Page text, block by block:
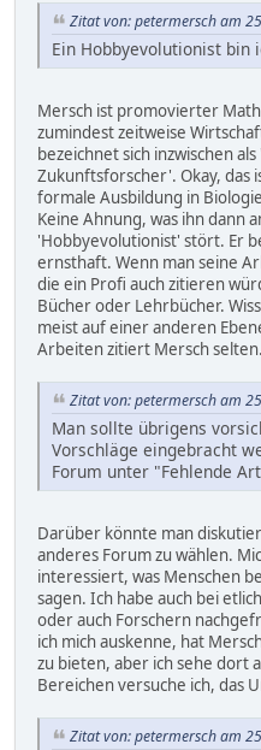
Zitat von: petermersch am
Ein Hobbyevolutionist bin
Mersch ist promovierter
zumindest zeitweise
bezeichnet sich inzwischen
Zukunftsforscher'. Okay, das
formale Ausbildung in
Keine Ahnung, was ihn dann
'Hobbyevolutionist' stört. Er
ernsthaft. Wenn man seine
die ein Profi auch zitieren
Bücher oder Lehrbücher.
meist auf einer anderen
Arbeiten zitiert Mersch selten.
Zitat von: petermersch am
Man sollte übrigens
Vorschläge eingebracht
Forum unter "Fehlende
Darüber könnte man
anderes Forum zu wählen.
interessiert, was Menschen
sagen. Ich habe auch bei
oder auch Forschern
ich mich auskenne, hat
zu bieten, aber ich sehe dort
Bereichen versuche ich, das
Zitat von: petermersch am